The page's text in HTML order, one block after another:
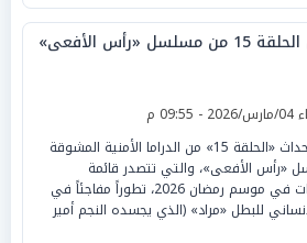
«رأس الأفعى»
م
شهدت أحداث «الحلقة 15» من الدراما الأمنية المشوقة
«رأس الأفعى»، والتي تتصدر قائمة
المشاهدات في موسم رمضان 2026، تطوراً مفاجئاً في
للبطل «مراد» (الذي يجسده النجم أمير